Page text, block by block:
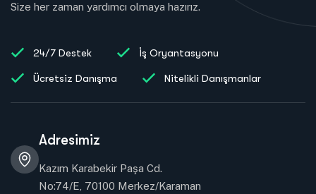
Size her zaman yardımcı olmaya hazırız.
24/7 Destek
İş Oryantasyonu
Ücretsiz Danışma
Nitelikli Danışmanlar
Adresimiz
Kazım Karabekir Paşa Cd.
No:74/E, 70100 Merkez/Karaman